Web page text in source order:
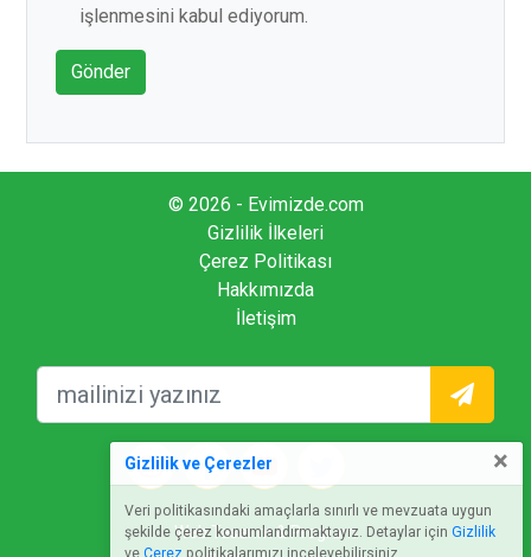
işlenmesini kabul ediyorum.
Gönder
© 2026 - Evimizde.com
Gizlilik İlkeleri
Çerez Politikası
Hakkımızda
İletişim
Web Tasarım & Program
Gizlilik ve Çerezler ×
Veri politikasındaki amaçlarla sınırlı ve mevzuata uygun
şekilde çerez konumlandırmaktayız. Detaylar için Gizlilik
ve Çerez politikalarımızı inceleyebilirsiniz.